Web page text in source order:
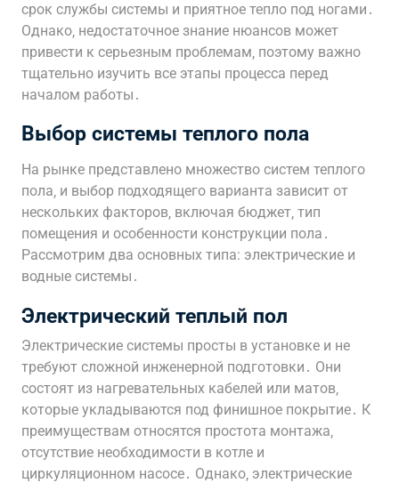
срок службы системы и приятное тепло под ногами․
Однако‚ недостаточное знание нюансов может
привести к серьезным проблемам‚ поэтому важно
тщательно изучить все этапы процесса перед
началом работы․
Выбор системы теплого пола
На рынке представлено множество систем теплого
пола‚ и выбор подходящего варианта зависит от
нескольких факторов‚ включая бюджет‚ тип
помещения и особенности конструкции пола․
Рассмотрим два основных типа: электрические и
водные системы․
Электрический теплый пол
Электрические системы просты в установке и не
требуют сложной инженерной подготовки․ Они
состоят из нагревательных кабелей или матов‚
которые укладываются под финишное покрытие․ К
преимуществам относятся простота монтажа‚
отсутствие необходимости в котле и
циркуляционном насосе․ Однако‚ электрические